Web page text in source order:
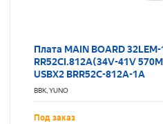
Плата MAIN BOARD
RR52CI.812A(34V-41V
USBX2 BRR52C-812A-1A
BBK, YUNO
Под заказ